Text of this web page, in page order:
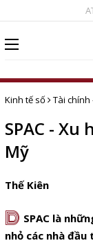
Kinh tế số Tài chính
SPAC -
Mỹ
Thế Kiên
D SPAC là
nhỏ các nhà đầu